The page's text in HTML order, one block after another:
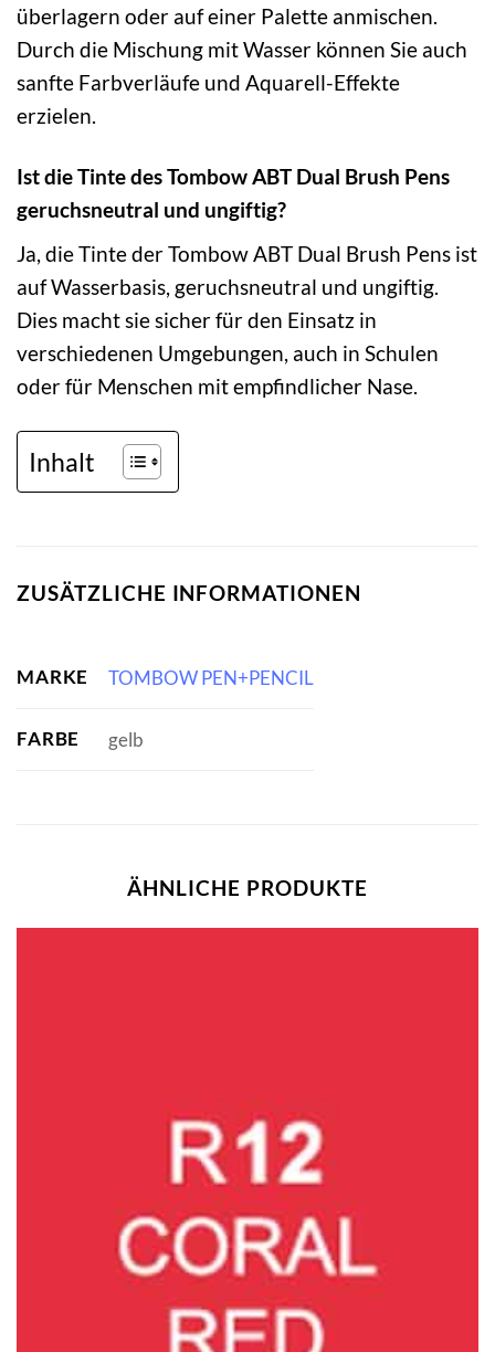
überlagern oder auf einer Palette anmischen.
Durch die Mischung mit Wasser können Sie auch
sanfte Farbverläufe und Aquarell-Effekte
erzielen.
Ist die Tinte des Tombow ABT Dual Brush Pens
geruchsneutral und ungiftig?
Ja, die Tinte der Tombow ABT Dual Brush Pens ist
auf Wasserbasis, geruchsneutral und ungiftig.
Dies macht sie sicher für den Einsatz in
verschiedenen Umgebungen, auch in Schulen
oder für Menschen mit empfindlicher Nase.
Inhalt
ZUSÄTZLICHE INFORMATIONEN
MARKE TOMBOW PEN+PENCIL
FARBE gelb
ÄHNLICHE PRODUKTE